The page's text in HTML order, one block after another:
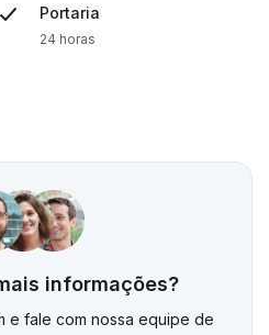
Portaria
24 horas
informações?
e fale com nossa equipe de